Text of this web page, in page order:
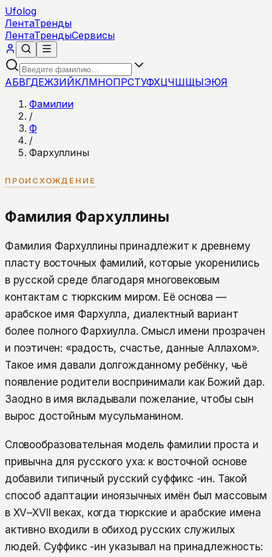
Ufolog
ЛентаТренды
ЛентаТрендыСервисы
АБВГДЕЖЗИЙКЛМНОПРСТУФХЦЧШЩЫЭЮЯ
Фамилии
/
Ф
/
Фархуллины
ПРОИСХОЖДЕНИЕ
Фамилия Фархуллины
Фамилия Фархуллины принадлежит к древнему
пласту восточных фамилий, которые укоренились
в русской среде благодаря многовековым
контактам с тюркским миром. Её основа —
арабское имя Фархулла, диалектный вариант
более полного Фархиулла. Смысл имени прозрачен
и поэтичен: «радость, счастье, данные Аллахом».
Такое имя давали долгожданному ребёнку, чьё
появление родители воспринимали как Божий дар.
Заодно в имя вкладывали пожелание, чтобы сын
вырос достойным мусульманином.
Словообразовательная модель фамилии проста и
привычна для русского уха: к восточной основе
добавили типичный русский суффикс -ин. Такой
способ адаптации иноязычных имён был массовым
в XV–XVII веках, когда тюркские и арабские имена
активно входили в обиход русских служилых
людей. Суффикс -ин указывал на принадлежность: